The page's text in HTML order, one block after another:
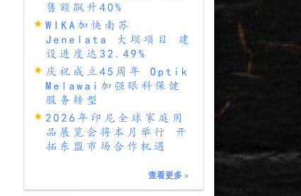
售额飙升40%
WIKA加快南苏
Jenelata 大坝项目 建
设进度达32.49%
庆祝成立45周年 Optik
Melawai加强眼科保健
服务转型
2026年印尼全球家庭用
品展览会将本月举行 开
拓东盟市场合作机遇
查看更多 »